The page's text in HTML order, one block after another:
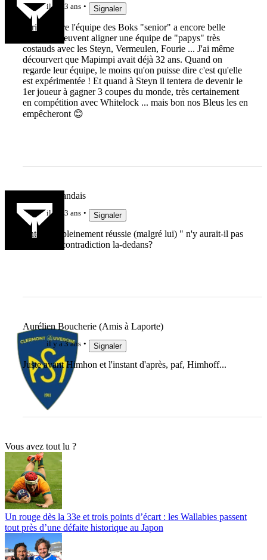
il y a 3 ans Signaler
Y rien à dire l'équipe des Boks "senior" a encore belle
allure, ils peuvent aligner une équipe de "papys" très
costauds avec les Steyn, Vermeulen, Fourie ... J'ai même
décourvert que Mapimpi avait déjà 32 ans. Quand on
regarde leur équipe, le moins qu'on puisse dire c'est qu'elle
est expérimentée ! Et quand à Steyn il tentera de devenir le
1er joueur à gagner 3 coupes du monde, très certainement
en compétition avec Whitelock ... mais bon nos Bleus les en
empêcheront 😊
Le Haut Landais
il y a 3 ans Signaler
"intention pleinement réussie (malgré lui) " n'y aurait-il pas
une chiite contradiction la-dedans?
Aurélien Boucherie (Amis à Laporte)
il y a 3 ans Signaler
Juste avant Himhon et l'instant d'après, paf, Himhoff...
Vous avez tout lu ?
Un rouge dès la 33e et trois points d’écart : les Wallabies passent
tout près d’une défaite historique au Japon